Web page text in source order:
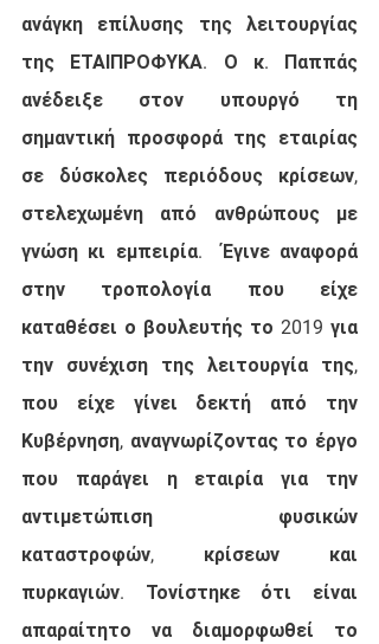
ανάγκη επίλυσης της λειτουργίας
της ΕΤΑΙΠΡΟΦΥΚΑ. Ο κ. Παππάς
ανέδειξε στον υπουργό τη
σημαντική προσφορά της εταιρίας
σε δύσκολες περιόδους κρίσεων,
στελεχωμένη από ανθρώπους με
γνώση κι εμπειρία.  Έγινε αναφορά
στην τροπολογία που είχε
καταθέσει ο βουλευτής το 2019 για
την συνέχιση της λειτουργία της,
που είχε γίνει δεκτή από την
Κυβέρνηση, αναγνωρίζοντας το έργο
που παράγει η εταιρία για την
αντιμετώπιση φυσικών
καταστροφών, κρίσεων και
πυρκαγιών. Τονίστηκε ότι είναι
απαραίτητο να διαμορφωθεί το